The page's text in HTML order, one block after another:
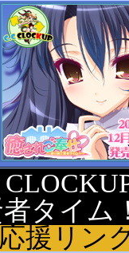
者タイ
応援リン